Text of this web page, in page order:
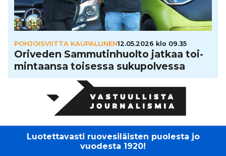
POHJOISVIITTA KAUPALLINEN12.05.2026 klo 09.35
Oriveden Sam­mu­tin­huolto jatkaa toi­
min­taansa toisessa suku­pol­vessa
Luotettavasti ruovesiläisten puolesta jo
vuodesta 1920!